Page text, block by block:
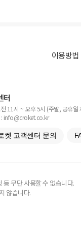
이용방법
터
11시 ~ 오후 5시 (주말, 공휴일
info@croket.co.kr
켓 고객센터 문의
등 무단 사용할 수 없습니다.
않습니다.